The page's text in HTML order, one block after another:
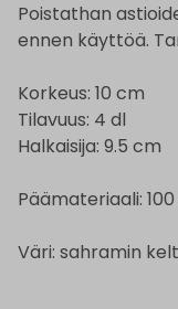
Poistathan
ennen käyttöä.
Korkeus: 10 cm
Tilavuus: 4 dl
Halkaisija: 9.5 cm
Päämateriaali:
Väri: sahramin